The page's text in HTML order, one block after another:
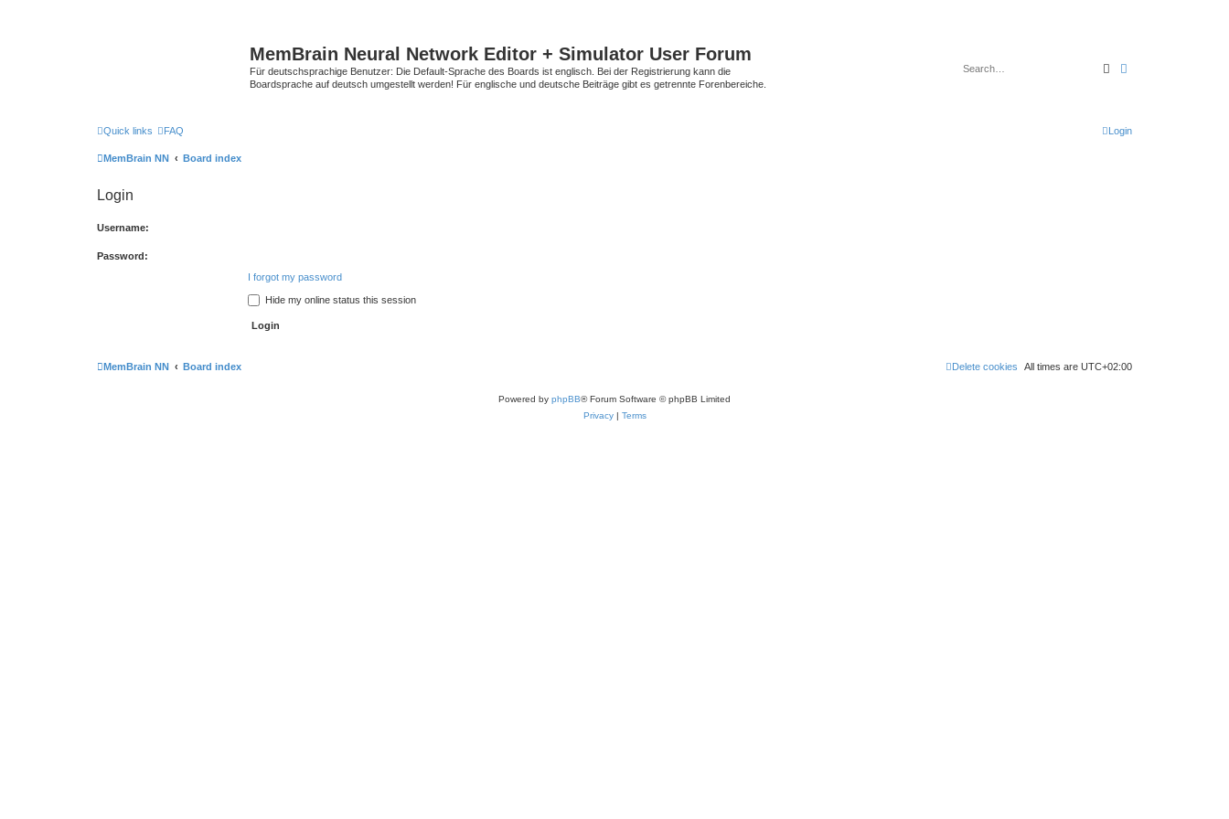
MemBrain Neural Network Editor + Simulator User Forum
Für deutschsprachige Benutzer: Die Default-Sprache des Boards ist englisch. Bei der Registrierung kann die
Boardsprache auf deutsch umgestellt werden! Für englische und deutsche Beiträge gibt es getrennte Forenbereiche.
Search
Quick links FAQ Login
MemBrain NN Board index
Login
Username:
Password:
I forgot my password
Hide my online status this session
MemBrain NN Board index All times are UTC+02:00
Delete cookies
Powered by phpBB® Forum Software © phpBB Limited
Privacy| Terms